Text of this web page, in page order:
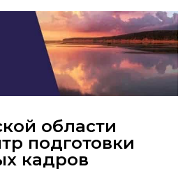
области
подготовки
кадров